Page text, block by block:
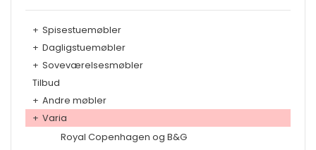
+ Spisestuemøbler
+ Dagligstuemøbler
+ Soveværelsesmøbler
Tilbud
+ Andre møbler
+ Varia
Royal Copenhagen og B&G